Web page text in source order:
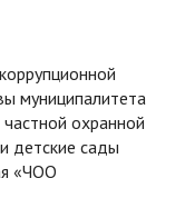
муниципалитета
охранной
детские сады
«ЧОО